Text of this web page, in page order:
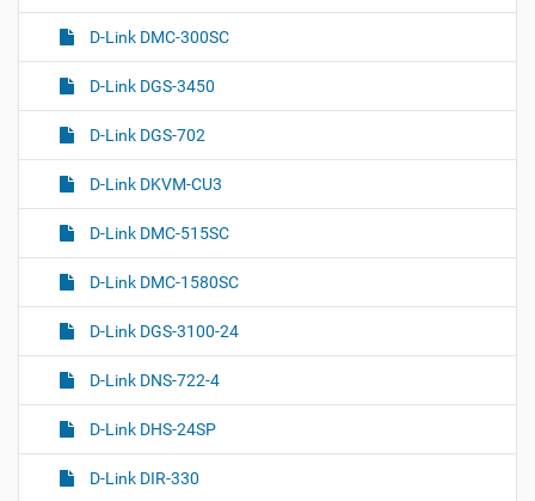
D-Link DMC-300SC
D-Link DGS-3450
D-Link DGS-702
D-Link DKVM-CU3
D-Link DMC-515SC
D-Link DMC-1580SC
D-Link DGS-3100-24
D-Link DNS-722-4
D-Link DHS-24SP
D-Link DIR-330